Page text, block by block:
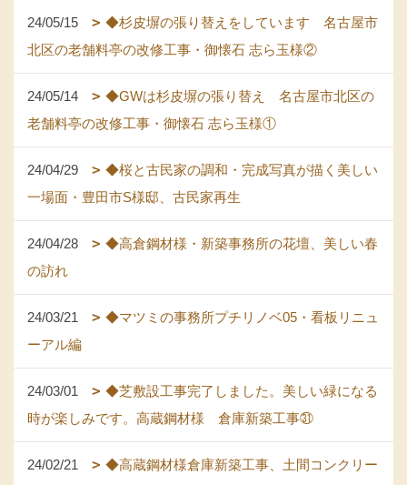
24/05/15
◆杉皮塀の張り替えをしています 名古屋市
北区の老舗料亭の改修工事・御懐石 志ら玉様②
24/05/14
◆GWは杉皮塀の張り替え 名古屋市北区の
老舗料亭の改修工事・御懐石 志ら玉様①
24/04/29
◆桜と古民家の調和・完成写真が描く美しい
一場面・豊田市S様邸、古民家再生
24/04/28
◆高倉鋼材様・新築事務所の花壇、美しい春
の訪れ
24/03/21
◆マツミの事務所プチリノベ05・看板リニュ
ーアル編
24/03/01
◆芝敷設工事完了しました。美しい緑になる
時が楽しみです。高蔵鋼材様 倉庫新築工事㉛
24/02/21
◆高蔵鋼材様倉庫新築工事、土間コンクリー